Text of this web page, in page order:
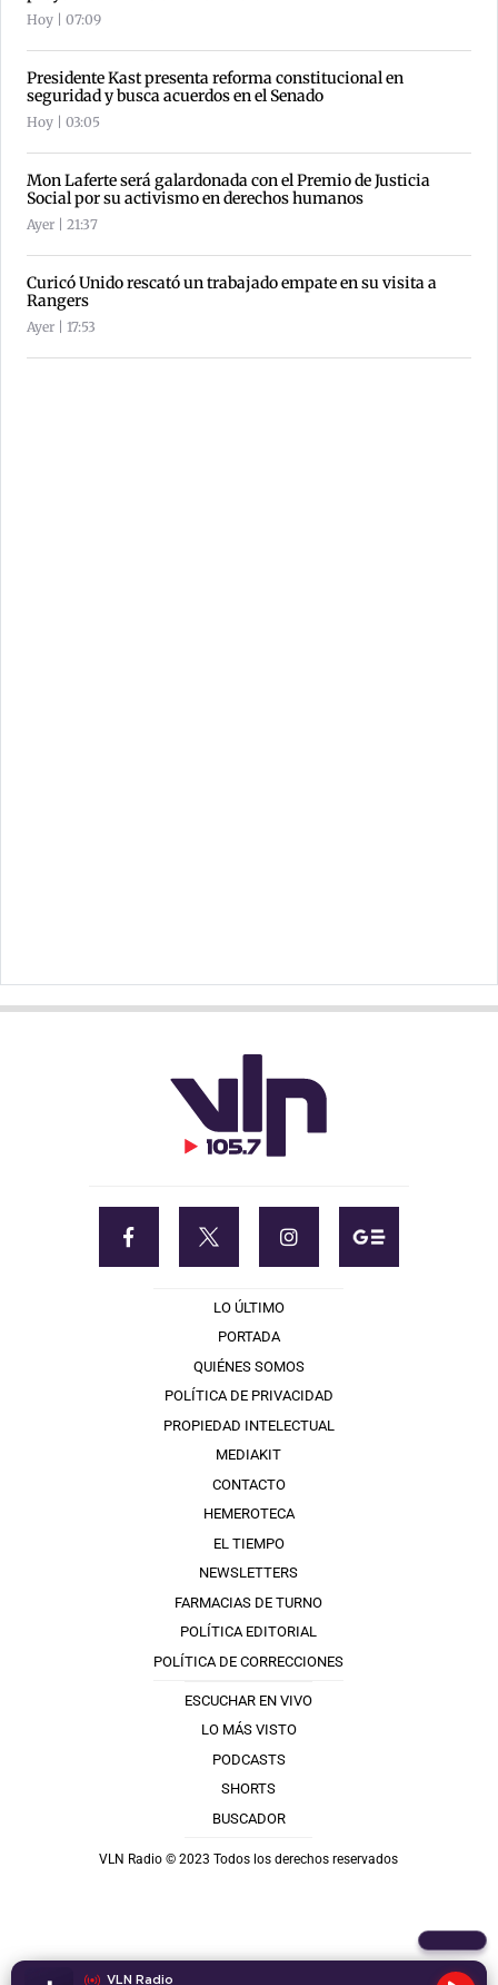
Hoy | 07:09
Presidente Kast presenta reforma constitucional en
seguridad y busca acuerdos en el Senado
Hoy | 03:05
Mon Laferte será galardonada con el Premio de Justicia
Social por su activismo en derechos humanos
Ayer | 21:37
Curicó Unido rescató un trabajado empate en su visita a
Rangers
Ayer | 17:53
VLN Radio
LO ÚLTIMO
PORTADA
QUIÉNES SOMOS
POLÍTICA DE PRIVACIDAD
PROPIEDAD INTELECTUAL
MEDIAKIT
CONTACTO
HEMEROTECA
EL TIEMPO
NEWSLETTERS
FARMACIAS DE TURNO
POLÍTICA EDITORIAL
POLÍTICA DE CORRECCIONES
ESCUCHAR EN VIVO
LO MÁS VISTO
PODCASTS
SHORTS
BUSCADOR
VLN Radio © 2023 Todos los derechos reservados